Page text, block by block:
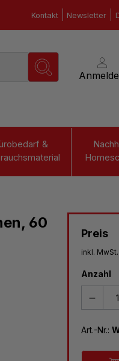
Kontakt Newsletter
&
Preis
inkl. MwSt.
Anzahl
Art.-Nr.:
60